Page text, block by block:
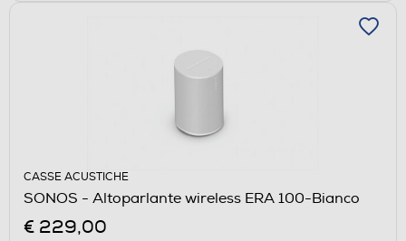
CASSE ACUSTICHE
SONOS - Altoparlante wireless ERA 100-Bianco
€ 229,00